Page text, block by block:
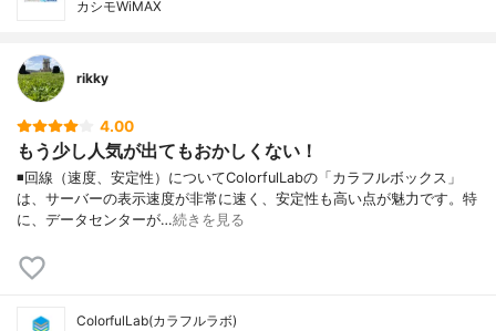
カシモWiMAX
rikky
4.00
もう少し人気が出てもおかしくない！
◾️回線（速度、安定性）についてColorfulLabの「カラフルボックス」
は、サーバーの表示速度が非常に速く、安定性も高い点が魅力です。特
に、データセンターが…続きを見る
ColorfulLab(カラフルラボ)